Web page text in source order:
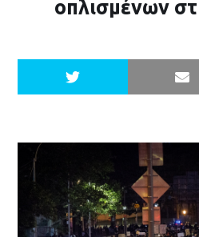
οπλισμένων